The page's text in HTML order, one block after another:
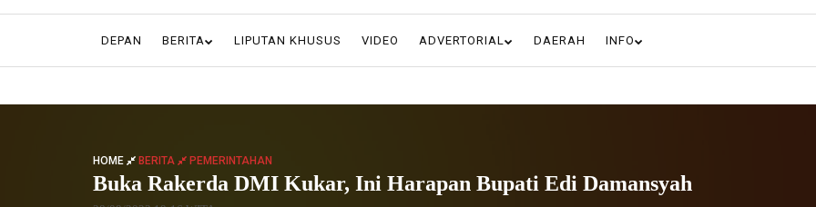
DEPAN BERITA LIPUTAN KHUSUS VIDEO ADVERTORIAL DAERAH INFO
HOME BERITA PEMERINTAHAN
Buka Rakerda DMI Kukar, Ini Harapan Bupati Edi Damansyah